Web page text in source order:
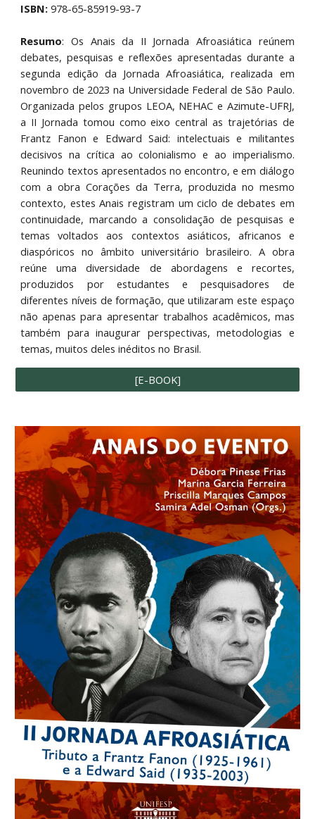
ISBN:978-65-85919-93-7
Resumo:Os Anais da II Jornada Afroasiática reúnem
debates, pesquisas e reflexões apresentadas durante a
segunda edição da Jornada Afroasiática, realizada em
novembro de 2023 na Universidade Federal de São Paulo.
Organizada pelos grupos LEOA, NEHAC e Azimute-UFRJ,
a II Jornada tomou como eixo central as trajetórias de
Frantz Fanon e Edward Said: intelectuais e militantes
decisivos na crítica ao colonialismo e ao imperialismo.
Reunindo textos apresentados no encontro, e em diálogo
com a obra Corações da Terra, produzida no mesmo
contexto, estes Anais registram um ciclo de debates em
continuidade, marcando a consolidação de pesquisas e
temas voltados aos contextos asiáticos, africanos e
diaspóricos no âmbito universitário brasileiro. A obra
reúne uma diversidade de abordagens e recortes,
produzidos por estudantes e pesquisadores de
diferentes níveis de formação, que utilizaram este espaço
não apenas para apresentar trabalhos acadêmicos, mas
também para inaugurar perspectivas, metodologias e
temas, muitos deles inéditos no Brasil.
[E-BOOK]